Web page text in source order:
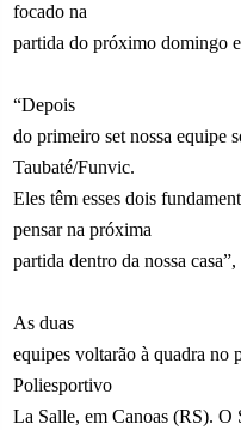
focado na
partida do próximo domingo
“Depois
do primeiro set nossa equipe
Taubaté/Funvic.
Eles têm esses dois
pensar na próxima
partida dentro da nossa
As duas
equipes voltarão à quadra
Poliesportivo
La Salle, em Canoas (RS).